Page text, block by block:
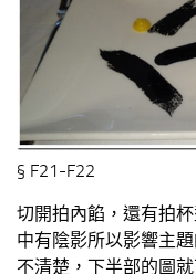
§ F21-F22
切開拍內餡，還有拍
中有陰影所以影響主
不清楚，下半部的圖